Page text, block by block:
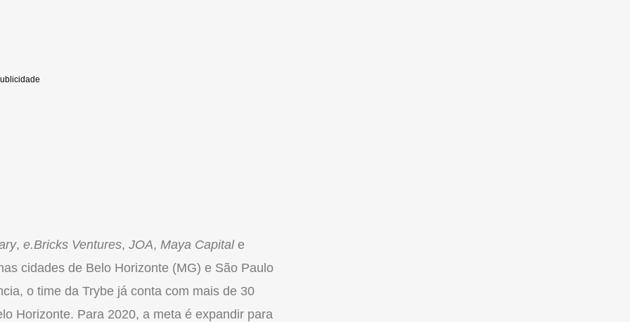
, e.Bricks Ventures, JOA, Maya Capitale
cidades de Belo Horizonte (MG) e São Paulo
o time da Trybe já conta com mais de 30
Horizonte. Para 2020, a meta é expandir para